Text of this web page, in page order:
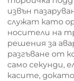
извън
служат като
носители на
решения за
разгъване от
само секунди,
касите,